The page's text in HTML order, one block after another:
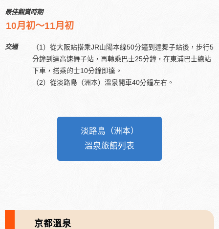
最佳觀賞時期
10月初～11月初
交通
（1）從大阪站搭乘JR山陽本線50分鐘到達舞子站後，步行5
分鐘到達高速舞子站，再轉乘巴士25分鐘，在東浦巴士總站
下車，搭乘的士10分鐘即達。
（2）從淡路島（洲本）溫泉開車40分鐘左右。
淡路島（洲本）
溫泉旅館列表
京都溫泉